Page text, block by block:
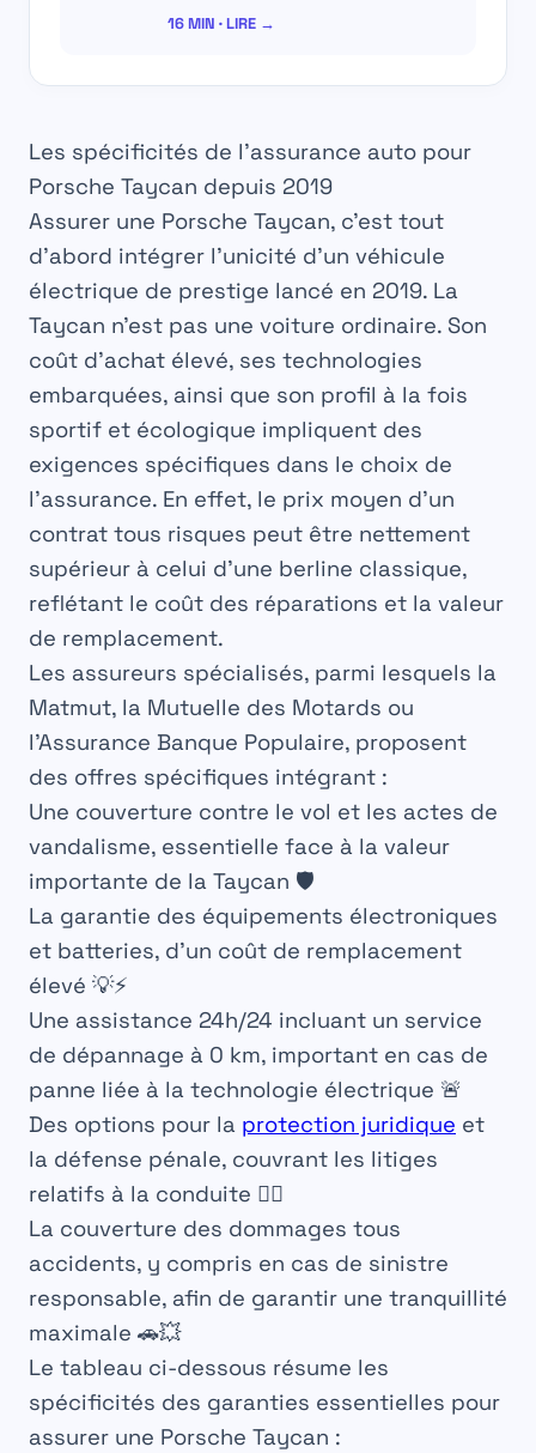
16 MIN · LIRE →
Les spécificités de l’assurance auto pour
Porsche Taycan depuis 2019
Assurer une Porsche Taycan, c’est tout
d’abord intégrer l’unicité d’un véhicule
électrique de prestige lancé en 2019. La
Taycan n’est pas une voiture ordinaire. Son
coût d’achat élevé, ses technologies
embarquées, ainsi que son profil à la fois
sportif et écologique impliquent des
exigences spécifiques dans le choix de
l’assurance. En effet, le prix moyen d’un
contrat tous risques peut être nettement
supérieur à celui d’une berline classique,
reflétant le coût des réparations et la valeur
de remplacement.
Les assureurs spécialisés, parmi lesquels la
Matmut, la Mutuelle des Motards ou
l’Assurance Banque Populaire, proposent
des offres spécifiques intégrant :
Une couverture contre le vol et les actes de
vandalisme, essentielle face à la valeur
importante de la Taycan 🛡️
La garantie des équipements électroniques
et batteries, d’un coût de remplacement
élevé 💡⚡
Une assistance 24h/24 incluant un service
de dépannage à 0 km, important en cas de
panne liée à la technologie électrique 🚨
Des options pour la protection juridique et
la défense pénale, couvrant les litiges
relatifs à la conduite 👨‍⚖️
La couverture des dommages tous
accidents, y compris en cas de sinistre
responsable, afin de garantir une tranquillité
maximale 🚗💥
Le tableau ci-dessous résume les
spécificités des garanties essentielles pour
assurer une Porsche Taycan :